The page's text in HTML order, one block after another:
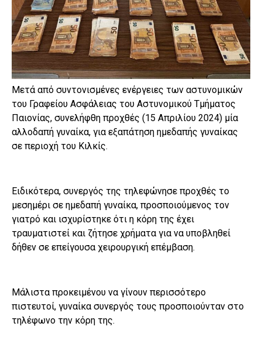
Μετά από συντονισμένες ενέργειες των αστυνομικών
του Γραφείου Ασφάλειας του Αστυνομικού Τμήματος
Παιονίας, συνελήφθη προχθές (15 Απριλίου 2024) μία
αλλοδαπή γυναίκα, για εξαπάτηση ημεδαπής γυναίκας
σε περιοχή του Κιλκίς.
Ειδικότερα, συνεργός της τηλεφώνησε προχθές το
μεσημέρι σε ημεδαπή γυναίκα, προσποιούμενος τον
γιατρό και ισχυρίστηκε ότι η κόρη της έχει
τραυματιστεί και ζήτησε χρήματα για να υποβληθεί
δήθεν σε επείγουσα χειρουργική επέμβαση.
Μάλιστα προκειμένου να γίνουν περισσότερο
πιστευτοί, γυναίκα συνεργός τους προσποιούνταν στο
τηλέφωνο την κόρη της.